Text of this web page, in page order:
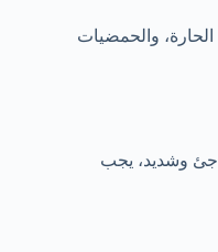
الحارة، والحمضيات
وشديد، يجب